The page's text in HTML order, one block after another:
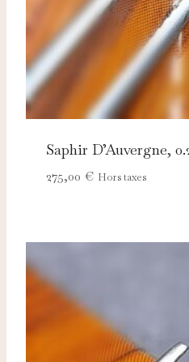
Saphir D’Auvergne,
275,00 € Hors taxes
Analytics
Ces cookies nous permettent de
d'améliorer nos contenus (Google
Ces cookies servent à vous